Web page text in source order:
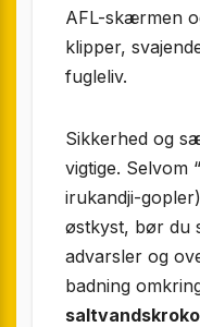
AFL-skærmen
klipper,
fugleliv.
Sikkerhed og
vigtige. Selvom
irukandji-
østkyst, bør du
advarsler og
badning